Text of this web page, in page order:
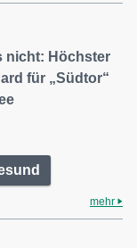
nicht: Höchster
für „Südtor“
mehr